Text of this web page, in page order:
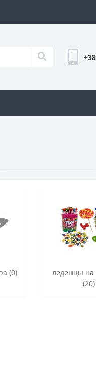
(0)
леденцы на
(20)